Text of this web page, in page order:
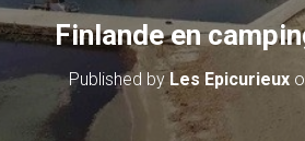
Finlande en
Published by Les Epicurieux